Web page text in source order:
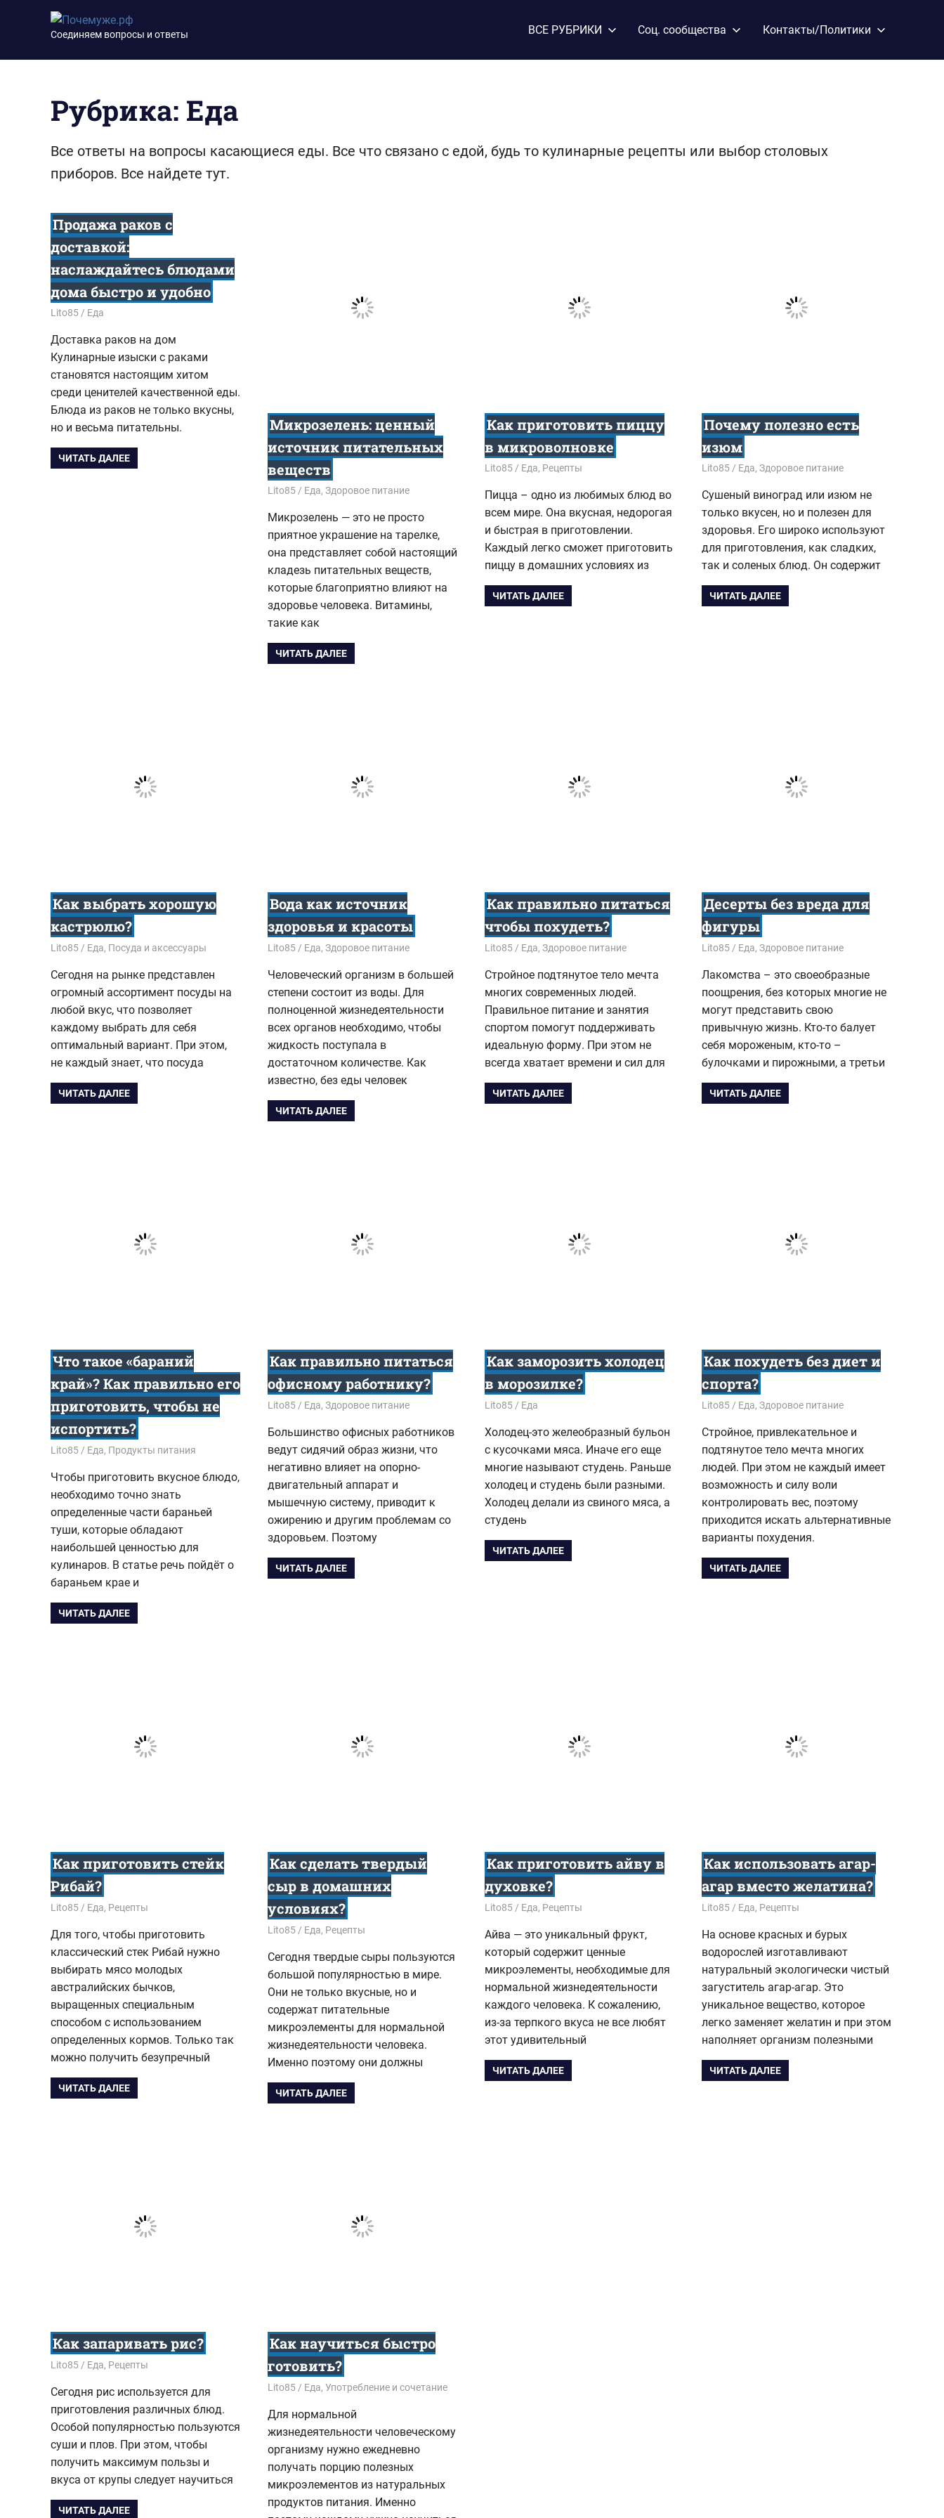
содержимому
Почемуже.рф
Соединяем вопросы и ответы ВСЕ РУБРИКИ Соц. сообщества Контакты/Политики
Рубрика: Еда
Все ответы на вопросы касающиеся еды. Все что связано с едой, будь то кулинарные рецепты или выбор столовых
приборов. Все найдете тут.
Продажа раков с
доставкой:
наслаждайтесь блюдами
дома быстро и удобно
19.02.2025
Lito85 Еда
Доставка раков на дом
Кулинарные изыски с раками
становятся настоящим хитом
среди ценителей качественной еды.
Блюда из раков не только вкусны,
но и весьма питательны.
ЧИТАТЬ ДАЛЕЕ
Микрозелень: ценный
источник питательных
веществ
11.02.2024
Lito85 Еда, Здоровое питание
Микрозелень — это не просто
приятное украшение на тарелке,
она представляет собой настоящий
кладезь питательных веществ,
которые благоприятно влияют на
здоровье человека. Витамины,
такие как
ЧИТАТЬ ДАЛЕЕ
Как приготовить пиццу
в микроволновке
02.02.2024
Lito85 Еда, Рецепты
Пицца – одно из любимых блюд во
всем мире. Она вкусная, недорогая
и быстрая в приготовлении.
Каждый легко сможет приготовить
пиццу в домашних условиях из
ЧИТАТЬ ДАЛЕЕ
Почему полезно есть
изюм
13.01.2024
Lito85 Еда, Здоровое питание
Сушеный виноград или изюм не
только вкусен, но и полезен для
здоровья. Его широко используют
для приготовления, как сладких,
так и соленых блюд. Он содержит
ЧИТАТЬ ДАЛЕЕ
Как выбрать хорошую
кастрюлю?
16.12.2022
Lito85 Еда, Посуда и аксессуары
Сегодня на рынке представлен
огромный ассортимент посуды на
любой вкус, что позволяет
каждому выбрать для себя
оптимальный вариант. При этом,
не каждый знает, что посуда
ЧИТАТЬ ДАЛЕЕ
Вода как источник
здоровья и красоты
08.02.2021
Lito85 Еда, Здоровое питание
Человеческий организм в большей
степени состоит из воды. Для
полноценной жизнедеятельности
всех органов необходимо, чтобы
жидкость поступала в
достаточном количестве. Как
известно, без еды человек
ЧИТАТЬ ДАЛЕЕ
Как правильно питаться
чтобы похудеть?
18.03.2020
Lito85 Еда, Здоровое питание
Стройное подтянутое тело мечта
многих современных людей.
Правильное питание и занятия
спортом помогут поддерживать
идеальную форму. При этом не
всегда хватает времени и сил для
ЧИТАТЬ ДАЛЕЕ
Десерты без вреда для
фигуры
03.02.2020
Lito85 Еда, Здоровое питание
Лакомства – это своеобразные
поощрения, без которых многие не
могут представить свою
привычную жизнь. Кто-то балует
себя мороженым, кто-то –
булочками и пирожными, а третьи
ЧИТАТЬ ДАЛЕЕ
Что такое «бараний
край»? Как правильно его
приготовить, чтобы не
испортить?
29.11.2019
Lito85 Еда, Продукты питания
Чтобы приготовить вкусное блюдо,
необходимо точно знать
определенные части бараньей
туши, которые обладают
наибольшей ценностью для
кулинаров. В статье речь пойдёт о
бараньем крае и
ЧИТАТЬ ДАЛЕЕ
Как правильно питаться
офисному работнику?
24.10.2019
Lito85 Еда, Здоровое питание
Большинство офисных работников
ведут сидячий образ жизни, что
негативно влияет на опорно-
двигательный аппарат и
мышечную систему, приводит к
ожирению и другим проблемам со
здоровьем. Поэтому
ЧИТАТЬ ДАЛЕЕ
Как заморозить холодец
в морозилке?
20.10.2019
Lito85 Еда
Холодец-это желеобразный бульон
с кусочками мяса. Иначе его еще
многие называют студень. Раньше
холодец и студень были разными.
Холодец делали из свиного мяса, а
студень
ЧИТАТЬ ДАЛЕЕ
Как похудеть без диет и
спорта?
15.02.2019
Lito85 Еда, Здоровое питание
Стройное, привлекательное и
подтянутое тело мечта многих
людей. При этом не каждый имеет
возможность и силу воли
контролировать вес, поэтому
приходится искать альтернативные
варианты похудения.
ЧИТАТЬ ДАЛЕЕ
Как приготовить стейк
Рибай?
17.01.2019
Lito85 Еда, Рецепты
Для того, чтобы приготовить
классический стек Рибай нужно
выбирать мясо молодых
австралийских бычков,
выращенных специальным
способом с использованием
определенных кормов. Только так
можно получить безупречный
ЧИТАТЬ ДАЛЕЕ
Как сделать твердый
сыр в домашних
условиях?
05.09.2018
Lito85 Еда, Рецепты
Сегодня твердые сыры пользуются
большой популярностью в мире.
Они не только вкусные, но и
содержат питательные
микроэлементы для нормальной
жизнедеятельности человека.
Именно поэтому они должны
ЧИТАТЬ ДАЛЕЕ
Как приготовить айву в
духовке?
28.08.2018
Lito85 Еда, Рецепты
Айва — это уникальный фрукт,
который содержит ценные
микроэлементы, необходимые для
нормальной жизнедеятельности
каждого человека. К сожалению,
из-за терпкого вкуса не все любят
этот удивительный
ЧИТАТЬ ДАЛЕЕ
Как использовать агар-
агар вместо желатина?
26.08.2018
Lito85 Еда, Рецепты
На основе красных и бурых
водорослей изготавливают
натуральный экологически чистый
загуститель агар-агар. Это
уникальное вещество, которое
легко заменяет желатин и при этом
наполняет организм полезными
ЧИТАТЬ ДАЛЕЕ
Как запаривать рис?
25.08.2018
Lito85 Еда, Рецепты
Сегодня рис используется для
приготовления различных блюд.
Особой популярностью пользуются
суши и плов. При этом, чтобы
получить максимум пользы и
вкуса от крупы следует научиться
ЧИТАТЬ ДАЛЕЕ
Как научиться быстро
готовить?
25.08.2018
Lito85 Еда, Употребление и сочетание
Для нормальной
жизнедеятельности человеческому
организму нужно ежедневно
получать порцию полезных
микроэлементов из натуральных
продуктов питания. Именно